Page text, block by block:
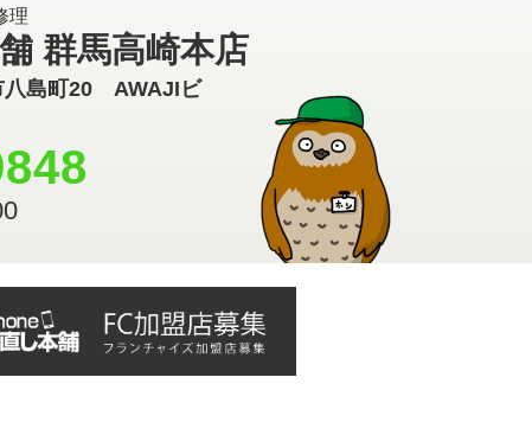
理
群馬高崎本店
島町20 AWAJIビ